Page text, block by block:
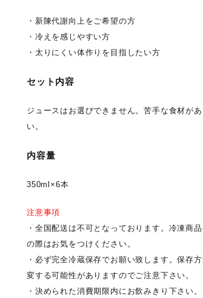
・新陳代謝向上をご希望の方
・冷えを感じやすい方
・太りにくい体作りを目指したい方
セット内容
ジュースはお選びできません。苦手な食材が
い。
内容量
350ml×6本
注意事項
・全国配送は不可となっております。冷凍商
の際はお気をつけください。
・必ず完全冷蔵保存でお願い致します。保存
変する可能性がありますのでご注意下さい。
・決められた消費期限内にお飲みきり下さい。